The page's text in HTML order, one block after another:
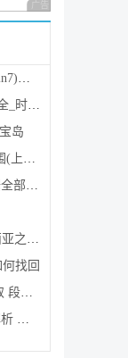
广告 商业广告，理性
略
期1-15
岛
心得
汇总
装推
找回
大全
斯